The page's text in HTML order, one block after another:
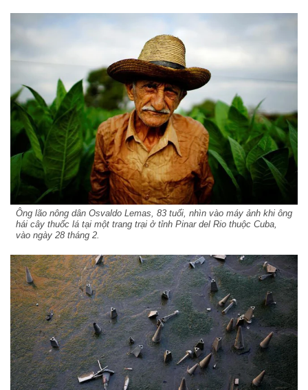
Ông lão nông dân Osvaldo Lemas, 83 tuổi, nhìn vào máy ảnh khi ông
hái cây thuốc lá tại một trang trại ở tỉnh Pinar del Rio thuộc Cuba,
vào ngày 28 tháng 2.